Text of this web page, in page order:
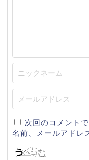
次回のコメント
名前、メールアドレ